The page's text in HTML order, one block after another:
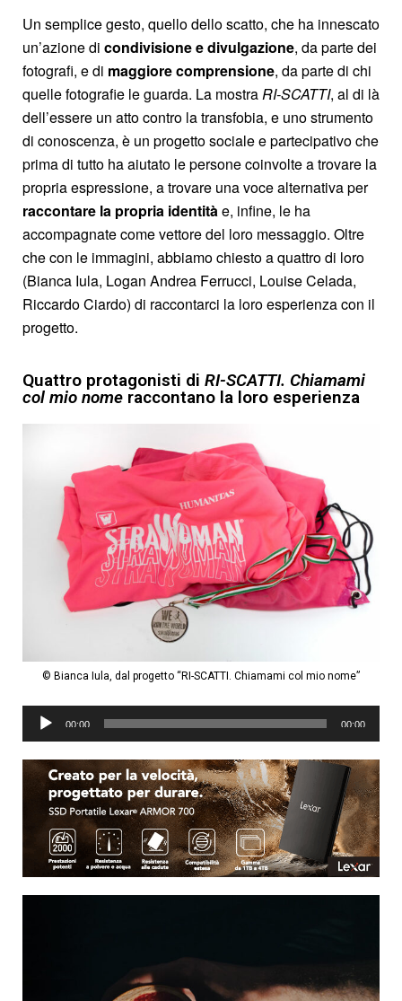
Un semplice gesto, quello dello scatto, che ha innescato
un’azione di condivisione e divulgazione, da parte dei
fotografi, e di maggiore comprensione, da parte di chi
quelle fotografie le guarda. La mostraRI-SCATTI, al di là
dell’essere un atto contro la transfobia, e uno strumento
di conoscenza, è un progetto sociale e partecipativo che
prima di tutto ha aiutato le persone coinvolte a trovare la
propria espressione, a trovare una voce alternativa per
raccontare la propria identitàe, infine, le ha
accompagnate come vettore del loro messaggio. Oltre
che con le immagini, abbiamo chiesto a quattro di loro
(Bianca Iula, Logan Andrea Ferrucci, Louise Celada,
Riccardo Ciardo) di raccontarci la loro esperienza con il
progetto.
Quattro protagonisti di RI-SCATTI. Chiamami
col mio nome raccontano la loro esperienza
© Bianca Iula, dal progetto “RI-SCATTI. Chiamami col mio nome”
Audio
Player
00:00 00:00